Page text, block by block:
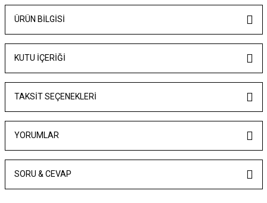
ÜRÜN BILGISI
KUTU İÇERİĞİ
TAKSIT SEÇENEKLERI
YORUMLAR
SORU & CEVAP